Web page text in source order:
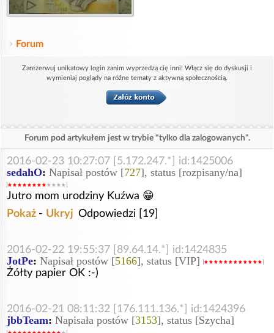
Forum
Zarezerwuj unikatowy login zanim wyprzedzą cię inni! Włącz się do dyskusji i
wymieniaj poglądy na różne tematy z aktywną społecznością.
Forum pod artykułem jest w trybie "tylko dla zalogowanych".
2016-02-23 10:27:07 [5.172.247.*] id:1425006
sedahO: Napisał postów [727], status [rozpisany/na]
Jutro mom urodziny Kuźwa 😁
Pokaż - Ukryj Odpowiedzi [19]
2016-02-22 19:55:37 [89.64.14.*] id:1424835
JotPe: Napisał postów [5166], status [VIP]
Żółty papier OK :-)
2016-02-21 08:11:32 [176.111.136.*] id:1424396
jbbTeam: Napisała postów [3153], status [Szycha]